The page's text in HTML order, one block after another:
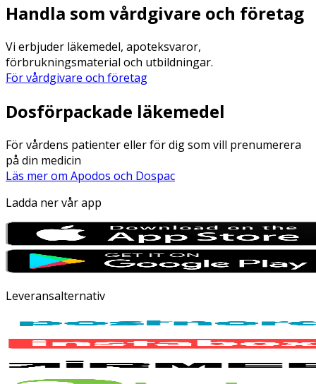
Handla som vårdgivare och företag
Vi erbjuder läkemedel, apoteksvaror,
förbrukningsmaterial och utbildningar.
För vårdgivare och företag
Dosförpackade läkemedel
För vårdens patienter eller för dig som vill prenumerera
på din medicin
Läs mer om Apodos och Dospac
Ladda ner vår app
Leveransalternativ